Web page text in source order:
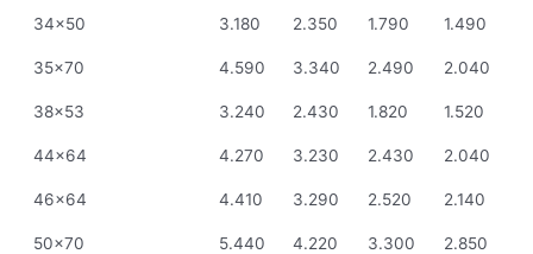
34x50 3.180 2.350 1.790 1.490
35x70 4.590 3.340 2.490 2.040
38x53 3.240 2.430 1.820 1.520
44x64 4.270 3.230 2.430 2.040
46x64 4.410 3.290 2.520 2.140
50x70 5.440 4.220 3.300 2.850